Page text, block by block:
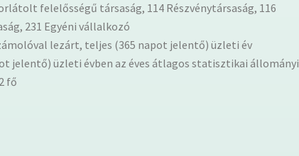
felelősségű társaság, 114 Részvénytársaság, 116
231 Egyéni vállalkozó
lezárt, teljes (365 napot jelentő) üzleti év
jelentő) üzleti évben az éves átlagos statisztikai állományi
fő